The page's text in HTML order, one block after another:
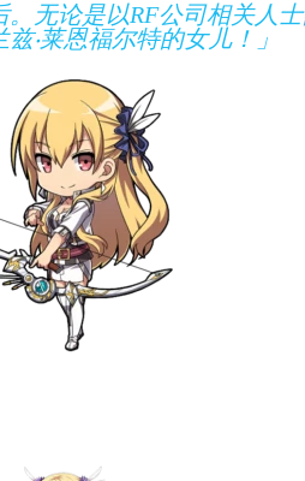
。无论是以RF公司相关人
‧莱恩福尔特的女儿！」